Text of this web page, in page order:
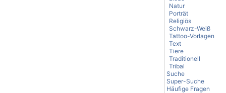
Natur
Porträt
Religiös
Schwarz-Weiß
Tattoo-Vorlagen
Text
Tiere
Traditionell
Tribal
Suche
Super-Suche
Häufige Fragen